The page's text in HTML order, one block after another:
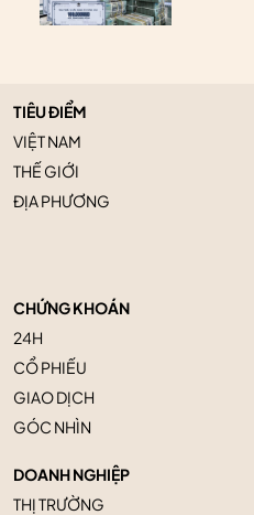
TIÊU ĐIỂM
VIỆT NAM
THẾ GIỚI
ĐỊA PHƯƠNG
CHỨNG KHOÁN
24H
CỔ PHIẾU
GIAO DỊCH
GÓC NHÌN
DOANH NGHIỆP
THỊ TRƯỜNG